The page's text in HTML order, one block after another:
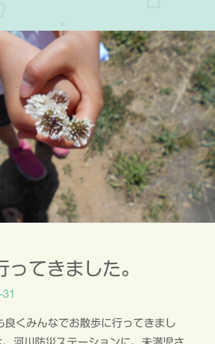
ってきました。
良くみんなでお散歩に行ってきまし